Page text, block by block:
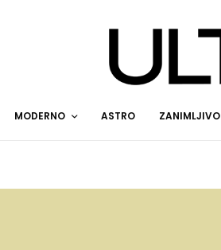
MODERNO ASTRO ZANIMLJIVO